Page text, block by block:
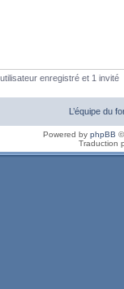
enregistré et 1 invité
L’équipe du
Powered by phpBB
Traduction